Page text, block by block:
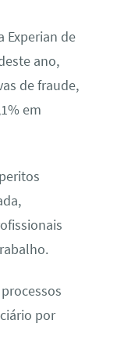
Experian de
ano,
de fraude,
em
por